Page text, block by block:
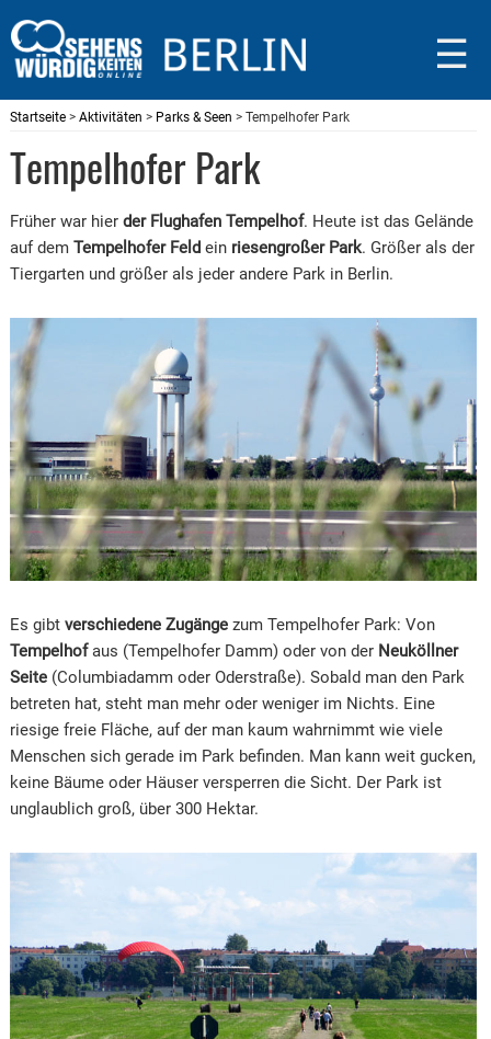
☰
Startseite> Aktivitäten > Parks & Seen > Tempelhofer Park
Tempelhofer Park
Früher war hier der Flughafen Tempelhof. Heute ist das Gelände
auf dem Tempelhofer Feldein riesengroßer Park. Größer als der
Tiergarten und größer als jeder andere Park in Berlin.
Es gibt verschiedene Zugängezum Tempelhofer Park: Von
Tempelhofaus (Tempelhofer Damm) oder von der Neuköllner
Seite(Columbiadamm oder Oderstraße). Sobald man den Park
betreten hat, steht man mehr oder weniger im Nichts. Eine
riesige freie Fläche, auf der man kaum wahrnimmt wie viele
Menschen sich gerade im Park befinden. Man kann weit gucken,
keine Bäume oder Häuser versperren die Sicht. Der Park ist
unglaublich groß, über 300 Hektar.